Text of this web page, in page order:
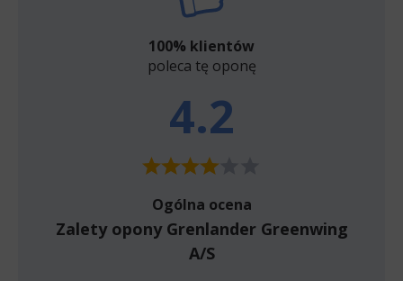
100% klientów
poleca tę oponę
4.2
Ogólna ocena
Zalety opony Grenlander Greenwing
A/S